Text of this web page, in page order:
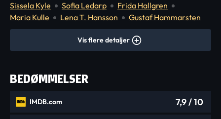
Sissela Kyle Sofia Ledarp
Frida Hallgren
Maria Kulle
Lena T. Hansson Gustaf Hammarsten
Vis flere detaljer
BEDØMMELSER
IMDB.com 7,9/ 10